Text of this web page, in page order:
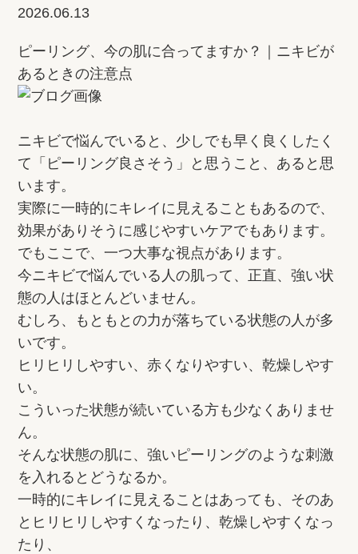
2026.06.13
ピーリング、今の肌に合ってますか？｜ニキビが
あるときの注意点
ニキビで悩んでいると、少しでも早く良くしたく
て「ピーリング良さそう」と思うこと、あると思
います。
実際に一時的にキレイに見えることもあるので、
効果がありそうに感じやすいケアでもあります。
でもここで、一つ大事な視点があります。
今ニキビで悩んでいる人の肌って、正直、強い状
態の人はほとんどいません。
むしろ、もともとの力が落ちている状態の人が多
いです。
ヒリヒリしやすい、赤くなりやすい、乾燥しやす
い。
こういった状態が続いている方も少なくありませ
ん。
そんな状態の肌に、強いピーリングのような刺激
を入れるとどうなるか。
一時的にキレイに見えることはあっても、そのあ
とヒリヒリしやすくなったり、乾燥しやすくなっ
たり、